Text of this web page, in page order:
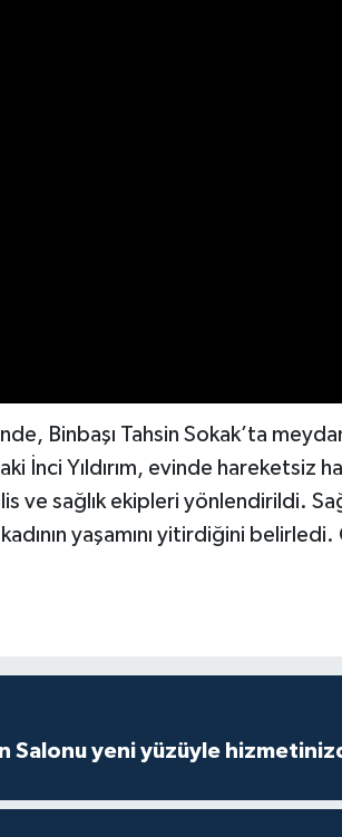
Binbaşı Tahsin Sokak’ta
İnci Yıldırım, evinde hareketsiz
ve sağlık ekipleri yönlendirildi.
yaşamını yitirdiğini belirledi.
Salonu yeni yüzüyle